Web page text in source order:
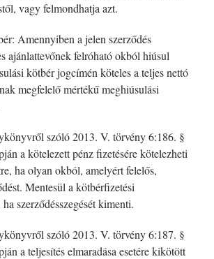
vagy felmondhatja azt.
Amennyiben a jelen szerződés
ajánlattevőnek felróható okból hiúsul
kötbér jogcímén köteles a teljes nettó
megfelelő mértékű meghiúsulási
szóló 2013. V. törvény 6:186. §
a kötelezett pénz fizetésére kötelezheti
ha olyan okból, amelyért felelős,
Mentesül a kötbérfizetési
szerződésszegését kimenti.
szóló 2013. V. törvény 6:187. §
a teljesítés elmaradása esetére kikötött